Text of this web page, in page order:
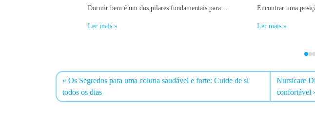
Ler mais » Ler mais »
Os Segredos para uma coluna saudável e forte: Cuide de si
todos os dias
Nursicare
confortável